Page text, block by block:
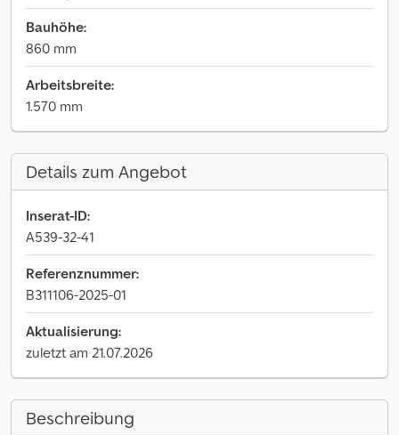
Bauhöhe:
860 mm
Arbeitsbreite:
1.570 mm
Details zum Angebot
Inserat-ID:
A539-32-41
Referenznummer:
B311106-2025-01
Aktualisierung:
zuletzt am 21.07.2026
Beschreibung